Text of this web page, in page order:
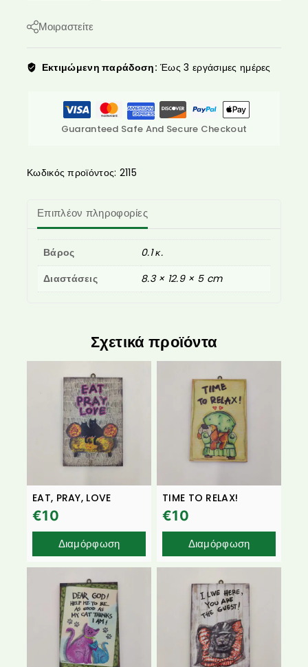
Μοιραστείτε
Εκτιμώμενη παράδοση: Έως 3 εργάσιμες ημέρες
Guaranteed Safe And Secure Checkout
Κωδικός προϊόντος: 2115
Επιπλέον πληροφορίες
Βάρος
0.1 κ.
Διαστάσεις
8.3 × 12.9 × 5 cm
Σχετικά προϊόντα
EAT, PRAY, LOVE
€10
Διαμόρφωση
TIME TO RELAX!
€10
Διαμόρφωση